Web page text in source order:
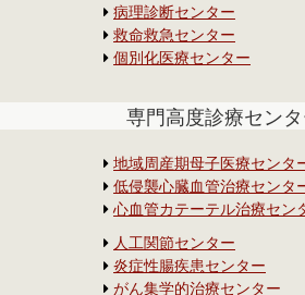
病理診断センター
救命救急センター
個別化医療センター
専門高度診療セン
地域周産期母子医療センタ
低侵襲心臓血管治療センタ
心血管カテーテル治療セン
人工関節センター
炎症性腸疾患センター
がん集学的治療センター